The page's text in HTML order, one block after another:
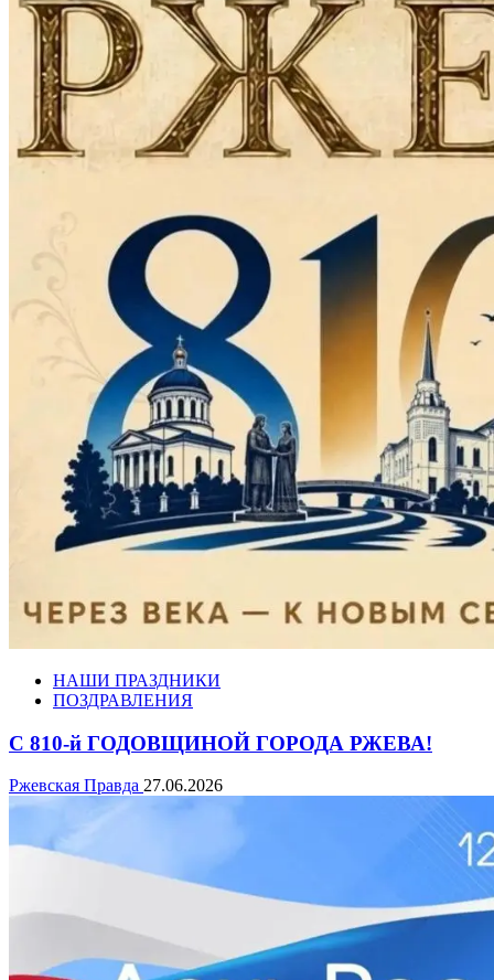
НАШИ ПРАЗДНИКИ
ПОЗДРАВЛЕНИЯ
С 810-й ГОДОВЩИНОЙ ГОРОДА РЖЕВА!
Ржевская Правда 27.06.2026